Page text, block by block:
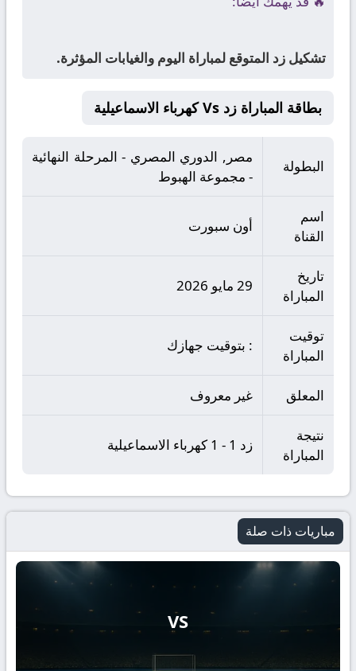
تشكيل زد المتوقع لمباراة اليوم والغيابات المؤثرة.
بطاقة المباراة زد Vs كهرباء الاسماعيلية
البطولة
مصر, الدوري المصري - المرحلة النهائية
- مجموعة الهبوط
اسم
القناة
أون سبورت
تاريخ
المباراة
29 مايو 2026
توقيت
المباراة
: بتوقيت جهازك
المعلق غير معروف
نتيجة
المباراة
زد 1 - 1 كهرباء الاسماعيلية
مباريات ذات صلة
VS